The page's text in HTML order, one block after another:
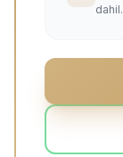
dahil.